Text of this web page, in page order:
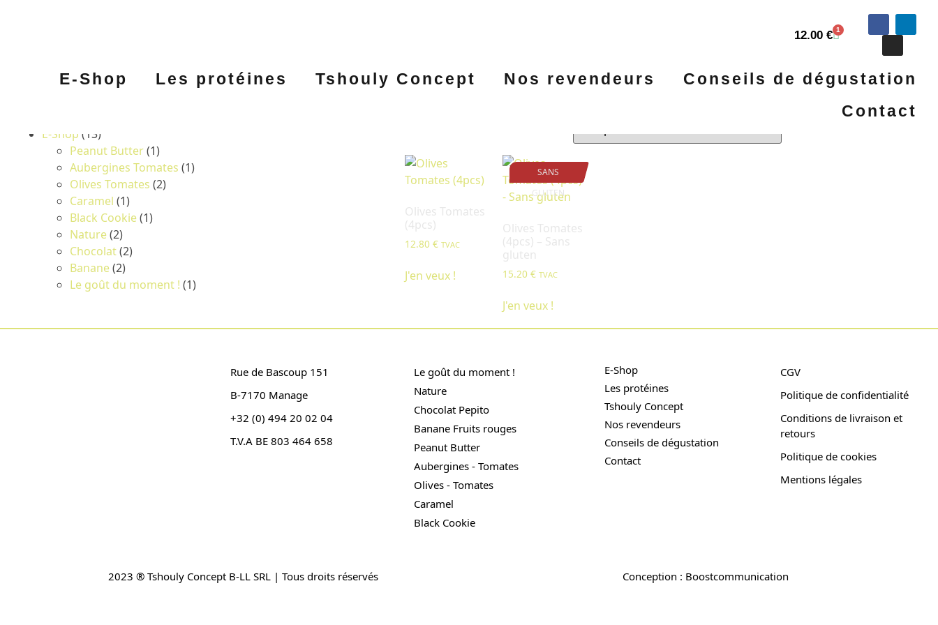
12.00€ 1
E-Shop Les protéines Tshouly Concept Nos revendeurs
Conseils de dégustation
Contact
E-Shop (13)
Peanut Butter(1)
Aubergines Tomates (1)
Olives Tomates (2)
Caramel (1)
Black Cookie(1)
Nature(2)
Chocolat(2)
Banane(2)
Le goût du moment ! (1)
E-SHOP - Gaufres protéinées
Olives Tomates
(4pcs)
12.80 € TVAC
J'en veux !
Olives Tomates
(4pcs) – Sans
gluten
15.20 € TVAC
J'en veux !
SANS
GLUTEN
Rue de Bascoup 151
B-7170 Manage
+32 (0) 494 20 02 04
T.V.A BE 803 464 658
Le goût du moment !
Nature
Chocolat Pepito
Banane Fruits rouges
Peanut Butter
Aubergines - Tomates
Olives - Tomates
Caramel
Black Cookie
E-Shop
Les protéines
Tshouly Concept
Nos revendeurs
Conseils de dégustation
Contact
CGV
Politique de confidentialité
Conditions de livraison et
retours
Politique de cookies
Mentions légales
2023 ® Tshouly Concept B-LL SRL | Tous droits réservés Conception : Boostcommunication